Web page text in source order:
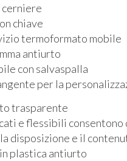
chiave
termoformato mobile
antiurto
con salvaspalla
per la
trasparente
e flessibili consentono
disposizione e il
plastica antiurto